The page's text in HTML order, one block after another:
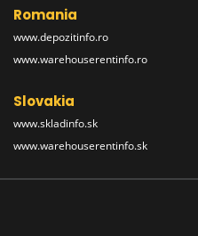
Romania
www.depozitinfo.ro
www.warehouserentinfo.ro
Slovakia
www.skladinfo.sk
www.warehouserentinfo.sk